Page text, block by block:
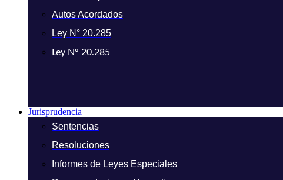
Autos Acordados
Ley N° 20.285
Ley N° 20.285
Jurisprudencia
Sentencias
Resoluciones
Informes de Leyes Especiales